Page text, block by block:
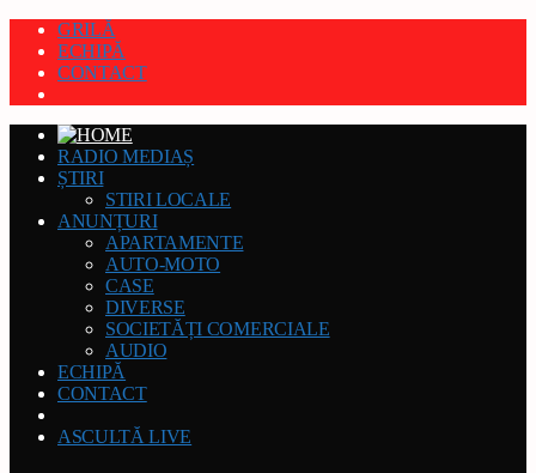
GRILĂ
ECHIPĂ
CONTACT
RADIO MEDIAȘ
ȘTIRI
STIRI LOCALE
ANUNȚURI
APARTAMENTE
AUTO-MOTO
CASE
DIVERSE
SOCIETĂȚI COMERCIALE
AUDIO
ECHIPĂ
CONTACT
ASCULTĂ LIVE